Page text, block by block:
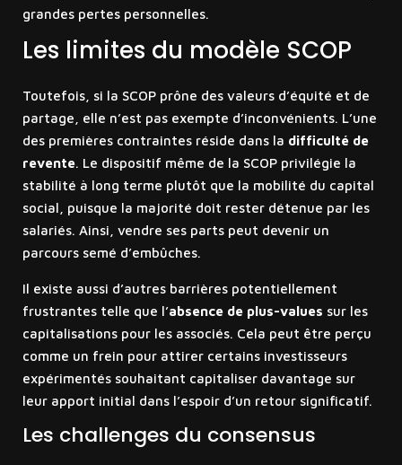
grandes pertes personnelles.
Les limites du modèle SCOP
Toutefois, si la SCOP prône des valeurs d’équité et de
partage, elle n’est pas exempte d’inconvénients. L’une
des premières contraintes réside dans la difficulté de
revente. Le dispositif même de la SCOP privilégie la
stabilité à long terme plutôt que la mobilité du capital
social, puisque la majorité doit rester détenue par les
salariés. Ainsi, vendre ses parts peut devenir un
parcours semé d’embûches.
Il existe aussi d’autres barrières potentiellement
frustrantes telle que l’absence de plus-values sur les
capitalisations pour les associés. Cela peut être perçu
comme un frein pour attirer certains investisseurs
expérimentés souhaitant capitaliser davantage sur
leur apport initial dans l’espoir d’un retour significatif.
Les challenges du consensus